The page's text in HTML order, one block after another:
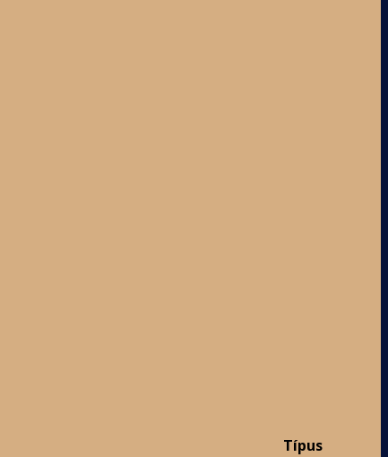
Típus